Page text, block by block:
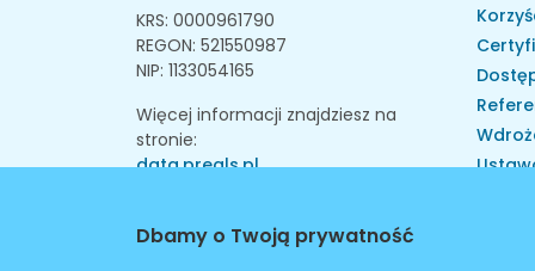
KRS: 0000961790
REGON: 521550987
NIP: 1133054165
Więcej informacji znajdziesz na
stronie:
data.preals.pl
Dbamy o Twoją prywatność